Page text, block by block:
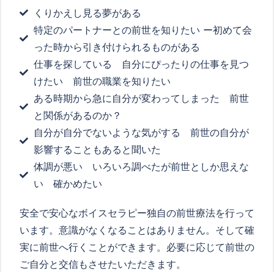
くりかえし見る夢がある
特定のパートナーとの前世を知りたい ー初めて会
った時から引き付けられるものがある
仕事を探している 自分にぴったりの仕事を見つ
けたい 前世の職業を知りたい
ある時期から急に自分が変わってしまった 前世
と関係があるのか？
自分が自分でないような気がする 前世の自分が
影響することもあると聞いた
体調が悪い いろいろ調べたが前世としか思えな
い 確かめたい
安全で安心なボイスセラピー独自の前世療法を行って
います。意識がなくなることはありません。そして確
実に前世へ行くことができます。必要に応じて前世の
ご自分と交信もさせたいただきます。